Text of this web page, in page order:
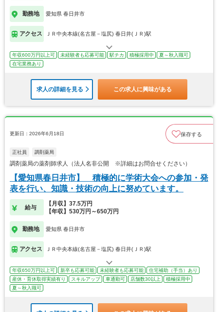
勤務地 愛知県 春日井市
アクセス ＪＲ中央本線(名古屋－塩尻) 春日井(ＪＲ)駅
年収600万円以上可 未経験者も応募可能 駅チカ 積極採用中
夏～秋入職可
在宅業務あり
求人の詳細を見る この求人に興味がある
更新日：2026年6月18日 保存する
正社員 調剤薬局
調剤薬局の薬剤師求人（法人名非公開 ※詳細はお問合せください）
【愛知県春日井市】 積極的に学術大会への参加・発
表を行い、知識・技術の向上に努めています。
給与
【月収】37.5万円
【年収】530万円～650万円
勤務地 愛知県 春日井市
アクセス ＪＲ中央本線(名古屋－塩尻) 春日井(ＪＲ)駅
年収650万円以上可 新卒も応募可能 未経験者も応募可能
住宅補助（手当）あり
産休・育休取得実績有り
スキルアップ 車通勤可 店舗数30以上
積極採用中
夏～秋入職可